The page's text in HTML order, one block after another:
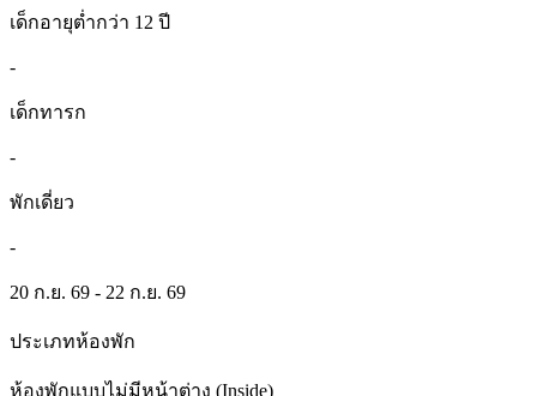
เด็กอายุต่ำกว่า 12 ปี
-
เด็กทารก
-
พักเดี่ยว
-
20 ก.ย. 69 - 22 ก.ย. 69
ประเภทห้องพัก
ห้องพักแบบไม่มีหน้าต่าง (Inside)